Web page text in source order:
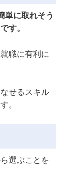
単に取れそう
す。
職に有利に
せるスキル
。
選ぶことを